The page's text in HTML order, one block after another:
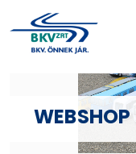
WEBSHOP